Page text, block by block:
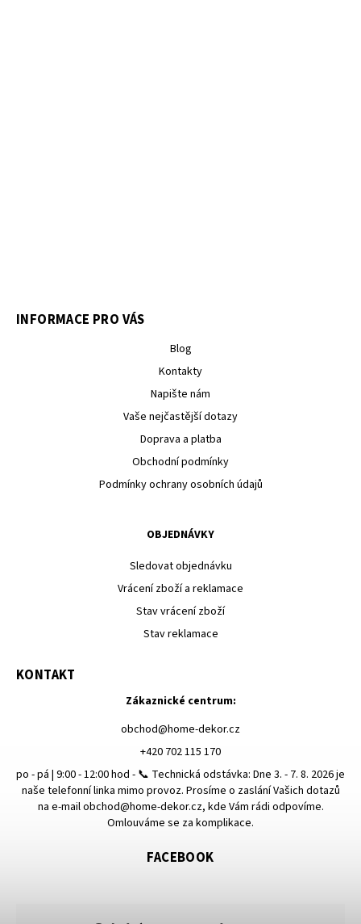
INFORMACE PRO VÁS
Blog
Kontakty
Napište nám
Vaše nejčastější dotazy
Doprava a platba
Obchodní podmínky
Podmínky ochrany osobních údajů
OBJEDNÁVKY
Sledovat objednávku
Vrácení zboží a reklamace
Stav vrácení zboží
Stav reklamace
KONTAKT
Zákaznické centrum:
obchod@home-dekor.cz
+420 702 115 170
po - pá | 9:00 - 12:00 hod - 📞 Technická odstávka: Dne 3. - 7. 8. 2026 je
naše telefonní linka mimo provoz. Prosíme o zaslání Vašich dotazů
na e-mail obchod@home-dekor.cz, kde Vám rádi odpovíme.
Omlouváme se za komplikace.
FACEBOOK